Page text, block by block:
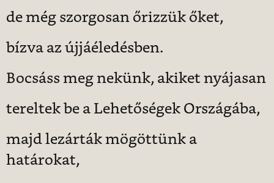
de még szorgosan őrizzük őket,
bízva az újjáéledésben.
Bocsáss meg nekünk, akiket nyájasan
tereltek be a Lehetőségek Országába,
majd lezárták mögöttünk a
határokat,